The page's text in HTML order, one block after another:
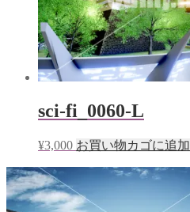
sci-fi_0060-L
¥3,000 お買い物カゴに追加